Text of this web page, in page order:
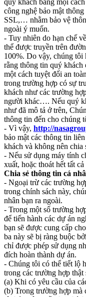
quý khách bằng mọi
công nghệ bảo mật
SSL,… nhằm bảo vệ
ngoài ý muốn.
- Tuy nhiên do hạn chế
thể được truyền trên
100%. Do vậy, chúng tôi
rằng thông tin quý khách
một cách tuyệt đối an
trong trường hợp có sự
khách như các trường
người khác…. Nếu quý
như đã mô tả ở trên,
thông tin đến cho chúng
- Vì vậy, http://
bảo mật các thông tin
khách và không nên
- Nếu sử dụng máy tính
xuất, hoặc thoát hết tất
Chia sẻ thông tin cá
- Ngoại trừ các trường
trong chính sách này,
nhân bạn ra ngoài.
- Trong một số trường
để tiến hành các dự án
bạn sẽ được cung cấp
ba này sẽ bị ràng buộc
chỉ được phép sử dụng
đích hoàn thành dự án.
- Chúng tôi có thể tiết lộ
trong các trường hợp thật
(a) Khi có yêu cầu của
(b) Trong trường hợp mà